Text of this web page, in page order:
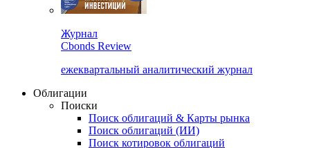
Журнал
Cbonds Review
ежеквартальный аналитический журнал
Облигации
Поиски
Поиск облигаций & Карты рынка
Поиск облигаций (ИИ)
Поиск котировок облигаций